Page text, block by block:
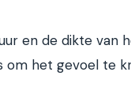
en de dikte van
het gevoel te